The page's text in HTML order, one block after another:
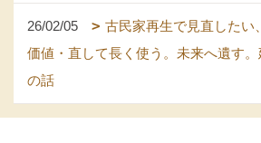
26/02/05
古民家再生で見直したい
価値・直して長く使う。未来へ遺す
の話